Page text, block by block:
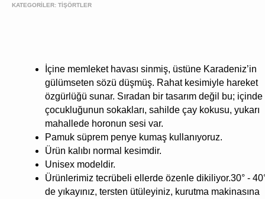
KATEGORİLER: TİŞÖRTLER
İçine memleket havası sinmiş, üstüne Karadeniz’in
gülümseten sözü düşmüş. Rahat kesimiyle hareket
özgürlüğü sunar. Sıradan bir tasarım değil bu; içinde
çocukluğunun sokakları, sahilde çay kokusu, yukarı
mahallede horonun sesi var.
Pamuk süprem penye kumaş kullanıyoruz.
Ürün kalıbı normal kesimdir.
Unisex modeldir.
Ürünlerimiz tecrübeli ellerde özenle dikiliyor.30° -
de yıkayınız, tersten ütüleyiniz, kurutma makinasına